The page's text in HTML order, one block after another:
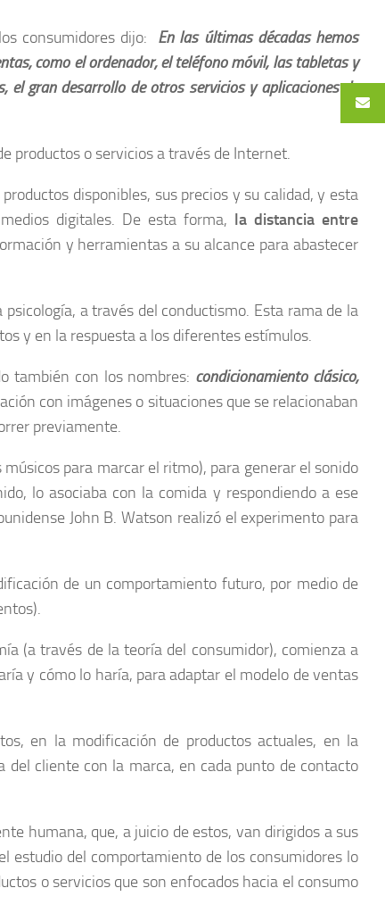
consumidores dijo:
En las últimas décadas hemos
como el ordenador, el teléfono móvil, las tabletas y
el gran desarrollo de otros servicios y aplicaciones de
productos o servicios a través de Internet.
disponibles, sus precios y su calidad, y esta
digitales. De esta forma, la distancia entre
y herramientas a su alcance para abastecer
a través del conductismo. Esta rama de la
y en la respuesta a los diferentes estímulos.
también con los nombres: condicionamiento clásico,
con imágenes o situaciones que se relacionaban
previamente.
para marcar el ritmo), para generar el sonido
lo asociaba con la comida y respondiendo a ese
John B. Watson realizó el experimento para
de un comportamiento futuro, por medio de
(a través de la teoría del consumidor), comienza a
y cómo lo haría, para adaptar el modelo de ventas
en la modificación de productos actuales, en la
del cliente con la marca, en cada punto de contacto
humana, que, a juicio de estos, van dirigidos a sus
estudio del comportamiento de los consumidores lo
o servicios que son enfocados hacia el consumo